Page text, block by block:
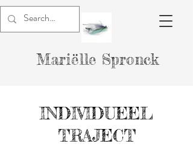
Mariëlle Spronck
INDIVIDUEEL
TRAJECT